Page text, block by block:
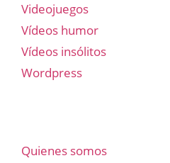
Videojuegos
Vídeos humor
Vídeos insólitos
Wordpress
Quienes somos